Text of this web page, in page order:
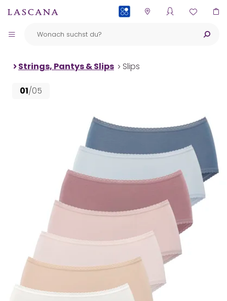
Strings, Pantys & Slips Slips
01/05